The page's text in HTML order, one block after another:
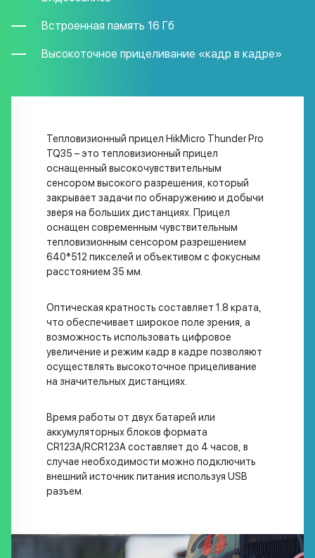
Встроенная память 16 Гб
Высокоточное прицеливание «кадр в кадре»
Тепловизионный прицел HikMicro Thunder Pro
TQ35 – это тепловизионный прицел
оснащенный высокочувствительным
сенсором высокого разрешения, который
закрывает задачи по обнаружению и добычи
зверя на больших дистанциях. Прицел
оснащен современным чувствительным
тепловизионным сенсором разрешением
640*512 пикселей и объективом с фокусным
расстоянием 35 мм.
Оптическая кратность составляет 1.8 крата,
что обеспечивает широкое поле зрения, а
возможность использовать цифровое
увеличение и режим кадр в кадре позволяют
осуществлять высокоточное прицеливание
на значительных дистанциях.
Время работы от двух батарей или
аккумуляторных блоков формата
CR123A/RCR123A составляет до 4 часов, в
случае необходимости можно подключить
внешний источник питания используя USB
разъем.